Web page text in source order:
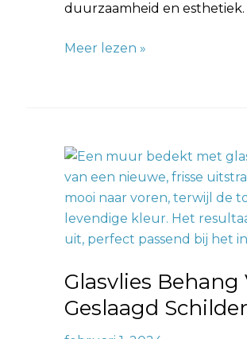
duurzaamheid en esthetiek.
Meer lezen »
Glasvlies Behang
Geslaagd
Glasvlies
Behang
Verven:
Tips
voor
Geslaagd
Schilderproject